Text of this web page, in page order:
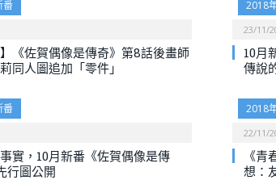
番
】《佐賀偶像是傳奇》第8話後畫師
同人圖追加「零件」
2018
23/11/
10月
傳說
番
實，10月新番《佐賀偶像是傳
行圖公開
2018
22/11/
《
想：